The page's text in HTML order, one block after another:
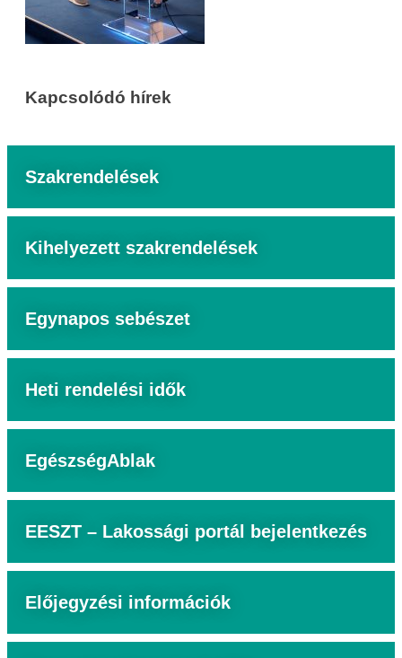
Kapcsolódó hírek
Szakrendelések
Kihelyezett szakrendelések
Egynapos sebészet
Heti rendelési idők
EgészségAblak
EESZT – Lakossági portál bejelentkezés
Előjegyzési információk